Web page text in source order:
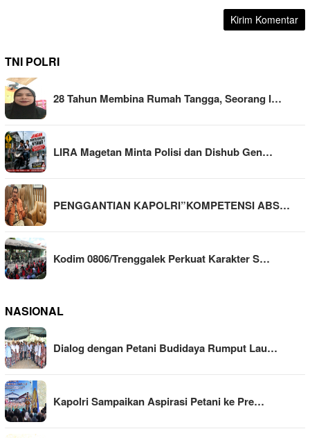
TNI POLRI
28 Tahun Membina Rumah Tangga, Seorang I…
LIRA Magetan Minta Polisi dan Dishub Gen…
PENGGANTIAN KAPOLRI”KOMPETENSI ABS…
Kodim 0806/Trenggalek Perkuat Karakter S…
NASIONAL
Dialog dengan Petani Budidaya Rumput Lau…
Kapolri Sampaikan Aspirasi Petani ke Pre…